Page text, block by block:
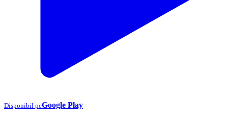
Disponibil peGoogle Play